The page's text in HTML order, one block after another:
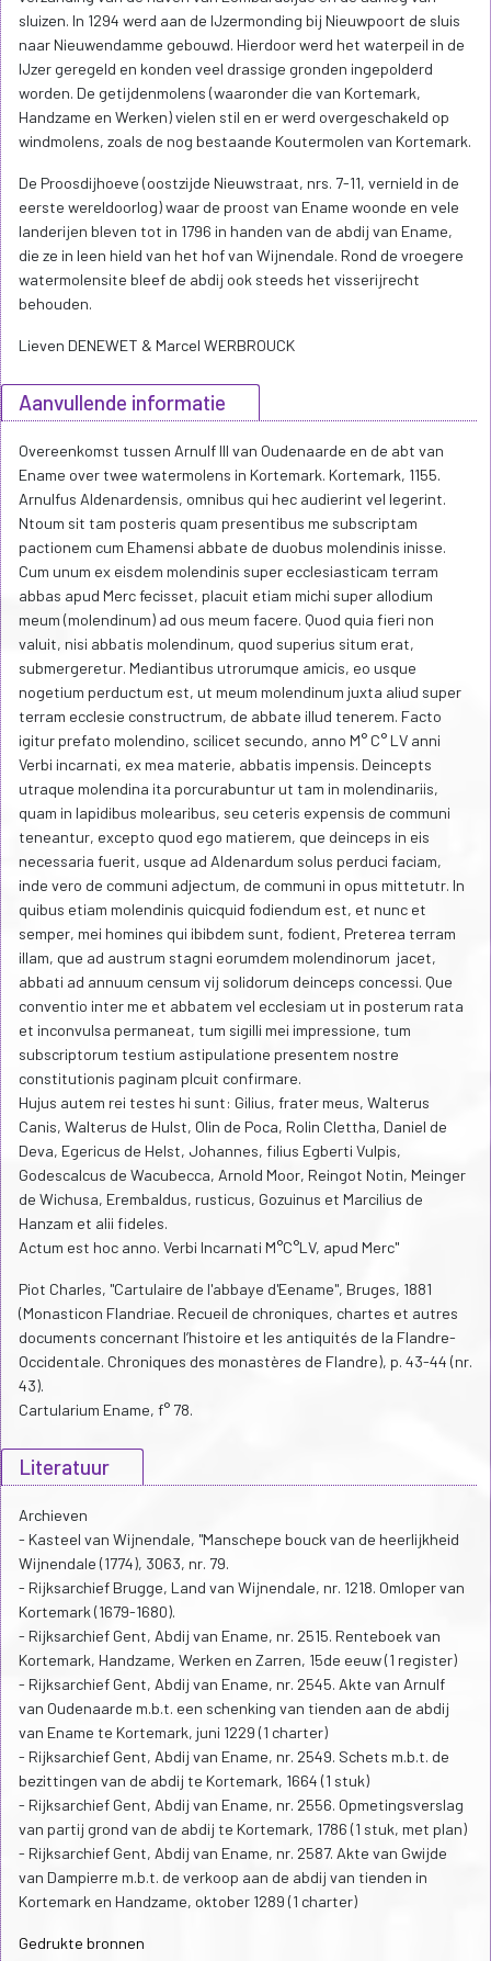
sluizen. In 1294 werd aan de IJzermonding bij Nieuwpoort de sluis
naar Nieuwendamme gebouwd. Hierdoor werd het waterpeil in de
IJzer geregeld en konden veel drassige gronden ingepolderd
worden. De getijdenmolens (waaronder die van Kortemark,
Handzame en Werken) vielen stil en er werd overgeschakeld op
windmolens, zoals de nog bestaande Koutermolen van Kortemark.
De Proosdijhoeve (oostzijde Nieuwstraat, nrs. 7-11, vernield in de
eerste wereldoorlog) waar de proost van Ename woonde en vele
landerijen bleven tot in 1796 in handen van de abdij van Ename,
die ze in leen hield van het hof van Wijnendale. Rond de vroegere
watermolensite bleef de abdij ook steeds het visserijrecht
behouden.
Lieven DENEWET & Marcel WERBROUCK
Aanvullende informatie
Overeenkomst tussen Arnulf III van Oudenaarde en de abt van
Ename over twee watermolens in Kortemark. Kortemark, 1155.
Arnulfus Aldenardensis, omnibus qui hec audierint vel legerint.
Ntoum sit tam posteris quam presentibus me subscriptam
pactionem cum Ehamensi abbate de duobus molendinis inisse.
Cum unum ex eisdem molendinis super ecclesiasticam terram
abbas apud Merc fecisset, placuit etiam michi super allodium
meum (molendinum) ad ous meum facere. Quod quia fieri non
valuit, nisi abbatis molendinum, quod superius situm erat,
submergeretur. Mediantibus utrorumque amicis, eo usque
nogetium perductum est, ut meum molendinum juxta aliud super
terram ecclesie constructrum, de abbate illud tenerem. Facto
igitur prefato molendino, scilicet secundo, anno M° C° LV anni
Verbi incarnati, ex mea materie, abbatis impensis. Deincepts
utraque molendina ita porcurabuntur ut tam in molendinariis,
quam in lapidibus molearibus, seu ceteris expensis de communi
teneantur, excepto quod ego matierem, que deinceps in eis
necessaria fuerit, usque ad Aldenardum solus perduci faciam,
inde vero de communi adjectum, de communi in opus mittetutr. In
quibus etiam molendinis quicquid fodiendum est, et nunc et
semper, mei homines qui ibibdem sunt, fodient, Preterea terram
illam, que ad austrum stagni eorumdem molendinorum jacet,
abbati ad annuum censum vij solidorum deinceps concessi. Que
conventio inter me et abbatem vel ecclesiam ut in posterum rata
et inconvulsa permaneat, tum sigilli mei impressione, tum
subscriptorum testium astipulatione presentem nostre
constitutionis paginam plcuit confirmare.
Hujus autem rei testes hi sunt: Gilius, frater meus, Walterus
Canis, Walterus de Hulst, Olin de Poca, Rolin Clettha, Daniel de
Deva, Egericus de Helst, Johannes, filius Egberti Vulpis,
Godescalcus de Wacubecca, Arnold Moor, Reingot Notin, Meinger
de Wichusa, Erembaldus, rusticus, Gozuinus et Marcilius de
Hanzam et alii fideles.
Actum est hoc anno. Verbi Incarnati M°C°LV, apud Merc"
Piot Charles, "Cartulaire de l'abbaye d'Eename", Bruges, 1881
(Monasticon Flandriae. Recueil de chroniques, chartes et autres
documents concernant l’histoire et les antiquités de la Flandre-
Occidentale. Chroniques des monastères de Flandre), p. 43-44 (nr.
43).
Cartularium Ename, f° 78.
Literatuur
Archieven
- Kasteel van Wijnendale, "Manschepe bouck van de heerlijkheid
Wijnendale (1774), 3063, nr. 79.
- Rijksarchief Brugge, Land van Wijnendale, nr. 1218. Omloper van
Kortemark (1679-1680).
- Rijksarchief Gent, Abdij van Ename, nr. 2515. Renteboek van
Kortemark, Handzame, Werken en Zarren, 15de eeuw (1 register)
- Rijksarchief Gent, Abdij van Ename, nr. 2545. Akte van Arnulf
van Oudenaarde m.b.t. een schenking van tienden aan de abdij
van Ename te Kortemark, juni 1229 (1 charter)
- Rijksarchief Gent, Abdij van Ename, nr. 2549. Schets m.b.t. de
bezittingen van de abdij te Kortemark, 1664 (1 stuk)
- Rijksarchief Gent, Abdij van Ename, nr. 2556. Opmetingsverslag
van partij grond van de abdij te Kortemark, 1786 (1 stuk, met plan)
- Rijksarchief Gent, Abdij van Ename, nr. 2587. Akte van Gwijde
van Dampierre m.b.t. de verkoop aan de abdij van tienden in
Kortemark en Handzame, oktober 1289 (1 charter)
Gedrukte bronnen